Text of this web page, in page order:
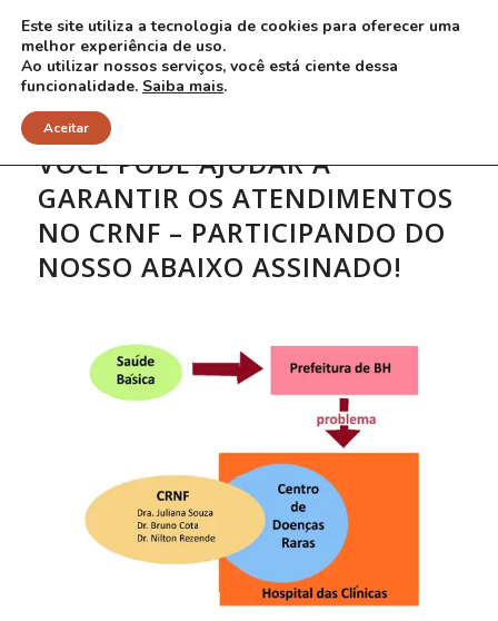
VOCÊ PODE AJUDAR A
GARANTIR OS ATENDIMENTOS
NO CRNF – PARTICIPANDO DO
NOSSO ABAIXO ASSINADO!
Este site utiliza a tecnologia de cookies para oferecer uma
melhor experiência de uso.
Ao utilizar nossos serviços, você está ciente dessa
funcionalidade. Saiba mais.
Aceitar